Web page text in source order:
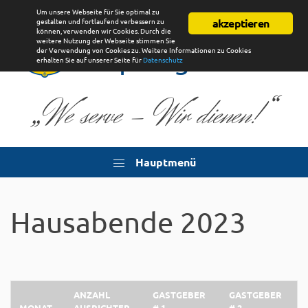
Lions Club
Uplengen
„We serve - Wir dienen!“
Hauptmenü
Hausabende 2023
ANZAHL
GASTGEBER
GASTGEBER
akzeptieren
Um unsere Webseite für Sie optimal zu
gestalten und fortlaufend verbessern zu
können, verwenden wir Cookies. Durch die
weitere Nutzung der Webseite stimmen Sie
der Verwendung von Cookies zu. Weitere Informationen zu Cookies
erhalten Sie auf unserer Seite fürDatenschutz